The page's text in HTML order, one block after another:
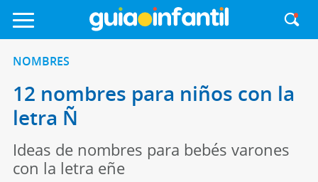
NOMBRES
12 nombres para niños con la
letra Ñ
Ideas de nombres para bebés varones
con la letra eñe